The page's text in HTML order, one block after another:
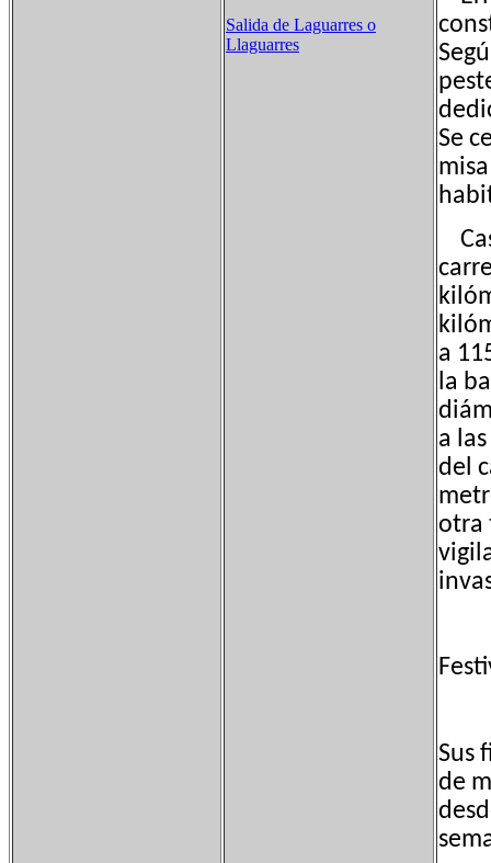
Salida de Laguarres o
Llaguarres
Se
a
la
a
del
otra
Sus
de